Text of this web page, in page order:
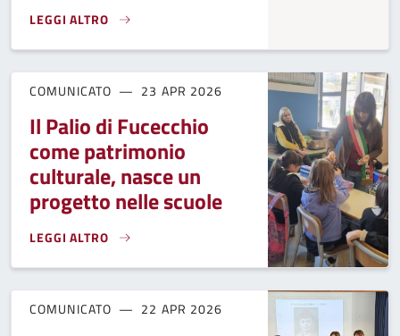
LEGGI ALTRO
L'ISTITUTO COMPRENSIVO FUCECCHIO ALLA RASSEGNA
COMUNICATO 23 APR 2026
Il Palio di Fucecchio
come patrimonio
culturale, nasce un
progetto nelle scuole
LEGGI ALTRO
IL PALIO DI FUCECCHIO COME PATRIMONIO CULTURALE,
COMUNICATO 22 APR 2026